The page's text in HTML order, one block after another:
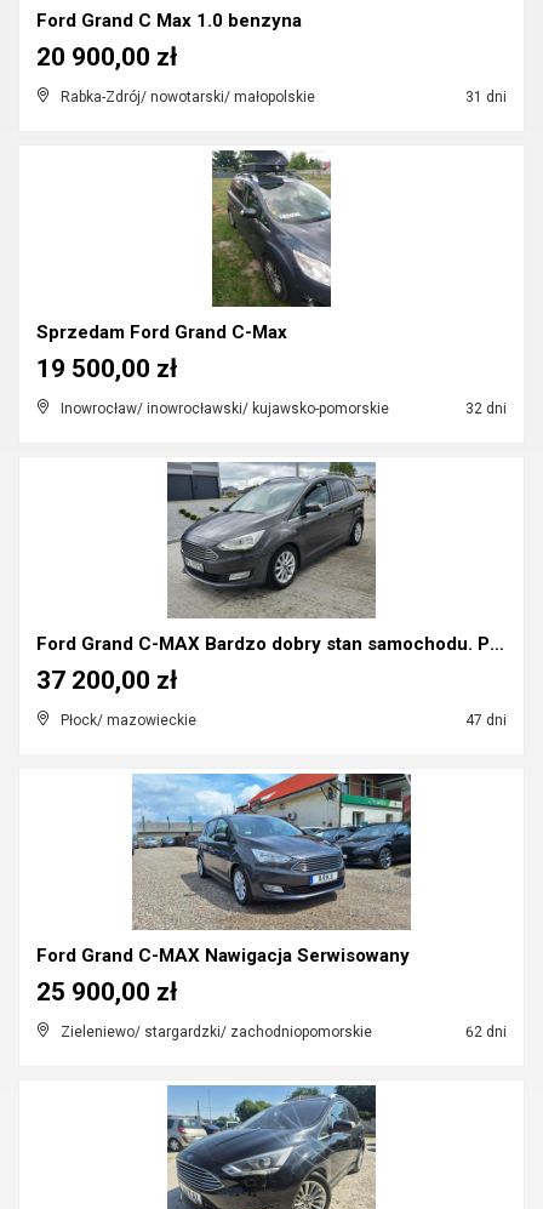
Ford Grand C Max 1.0 benzyna
Rabka-Zdrój/ nowotarski/ małopolskie 31 dni
20 900,00 zł
Sprzedam Ford Grand C-Max
Inowrocław/ inowrocławski/ kujawsko-pomorskie 32 dni
19 500,00 zł
Ford Grand C-MAX Bardzo dobry stan samochodu. Pełn...
Płock/ mazowieckie 47 dni
37 200,00 zł
Ford Grand C-MAX Nawigacja Serwisowany
Zieleniewo/ stargardzki/ zachodniopomorskie 62 dni
25 900,00 zł